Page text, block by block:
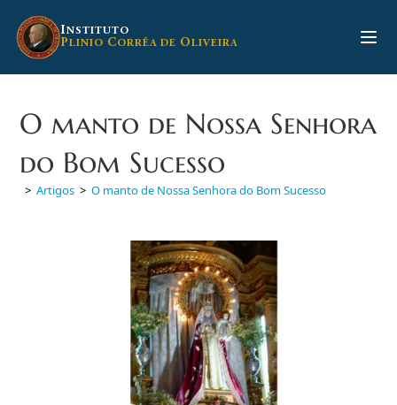
para
INSTITUTO
PLINIO CORRÊA DE OLIVEIRA
O manto de Nossa Senhora
do Bom Sucesso
> Artigos > O manto de Nossa Senhora do Bom Sucesso